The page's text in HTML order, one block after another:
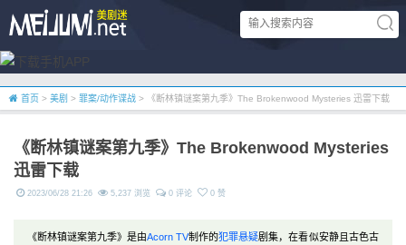
首页 > 美剧 > 罪案/动作谍战 > 《断林镇谜案第九季》The Brokenwood Mysteries 迅雷下载
《断林镇谜案第九季》The Brokenwood Mysteries
迅雷下载
2023/06/28 21:26 5,237 浏览 0 评论 0 赞
《断林镇谜案第九季》是由Acorn TV制作的犯罪悬疑剧集，在看似安静且古色古